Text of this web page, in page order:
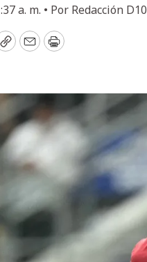
a. m. • Por Redacción D10
CopyEmailPrint